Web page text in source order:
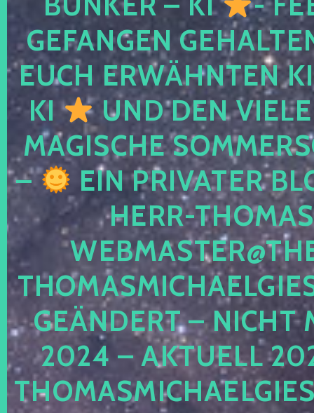
GEFANGEN
EUCH ERWÄHNTEN
KI
UND DEN
MAGISCHE
–
EIN PRIVATER
HERR-
GEÄNDERT – NICHT
2024 – AKTUELL